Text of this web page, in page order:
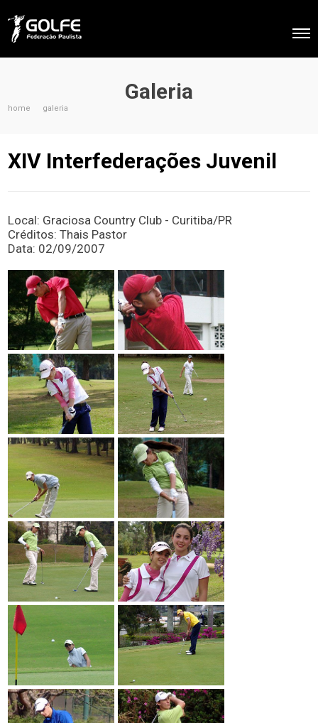
Galeria
home galeria
XIV Interfederações Juvenil
Local: Graciosa Country Club - Curitiba/PR
Créditos: Thais Pastor
Data: 02/09/2007